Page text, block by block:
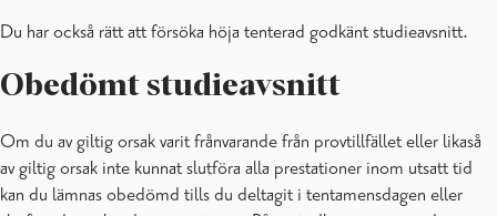
Du har också rätt att försöka höja tenterad godkänt studieavsnitt.
Obedömt studieavsnitt
Om du av giltig orsak varit frånvarande från provtillfället eller likaså
av giltig orsak inte kunnat slutföra alla prestationer inom utsatt tid
kan du lämnas obedömd tills du deltagit i tentamensdagen eller